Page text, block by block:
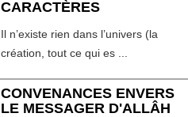
CARACTÈRES
Il n’existe rien dans l’univers (la
création, tout ce qui es ...
CONVENANCES ENVERS
LE MESSAGER D'ALLÂH